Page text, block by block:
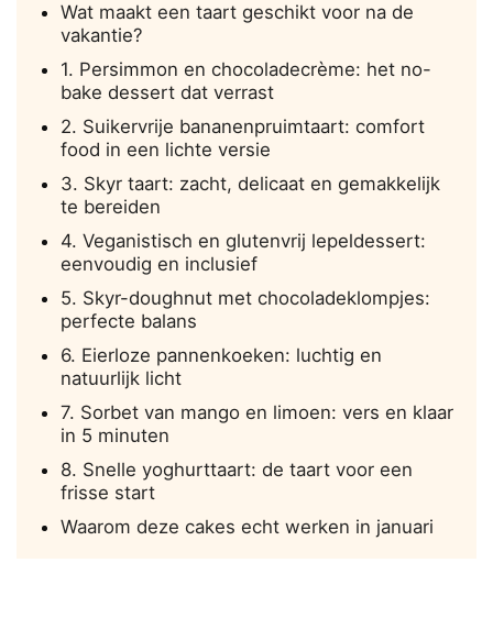
Wat maakt een taart geschikt voor na de
vakantie?
1. Persimmon en chocoladecrème: het no-
bake dessert dat verrast
2. Suikervrije bananenpruimtaart: comfort
food in een lichte versie
3. Skyr taart: zacht, delicaat en gemakkelijk
te bereiden
4. Veganistisch en glutenvrij lepeldessert:
eenvoudig en inclusief
5. Skyr-doughnut met chocoladeklompjes:
perfecte balans
6. Eierloze pannenkoeken: luchtig en
natuurlijk licht
7. Sorbet van mango en limoen: vers en klaar
in 5 minuten
8. Snelle yoghurttaart: de taart voor een
frisse start
Waarom deze cakes echt werken in januari